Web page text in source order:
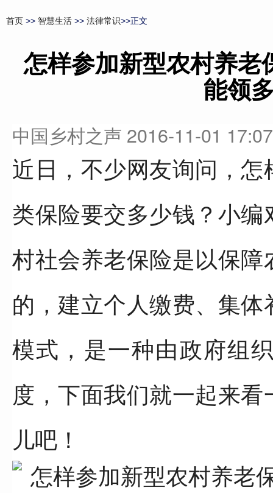
首页 >> 智慧生活 >> 法律常识>>正文
怎样参加新型农村养老
能领
中国乡村之声 2016-11-01 17:07
近日，不少网友询问，
类保险要交多少钱？小
村社会养老保险是以保
的，建立个人缴费、集
模式，是一种由政府组
度，下面我们就一起来
儿吧！